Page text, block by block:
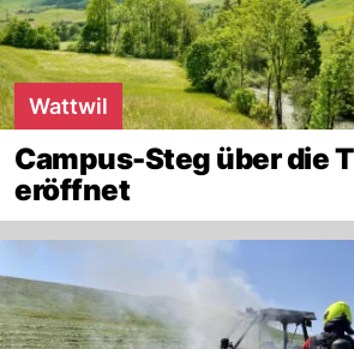
Wattwil
Campus-Steg über die
eröffnet